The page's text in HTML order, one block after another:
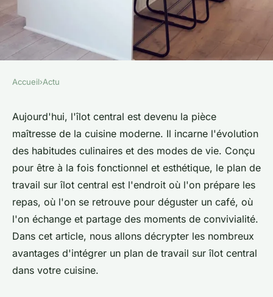
Les avantages d'un plan de
cuisine sur l'ilot central
colette•11 janvier 2024•2 min de lecture
Accueil›Actu
Aujourd'hui, l'îlot central est devenu la pièce
maîtresse de la cuisine moderne. Il incarne l'évolution
des habitudes culinaires et des modes de vie. Conçu
pour être à la fois fonctionnel et esthétique, le plan de
travail sur îlot central est l'endroit où l'on prépare les
repas, où l'on se retrouve pour déguster un café, où
l'on échange et partage des moments de convivialité.
Dans cet article, nous allons décrypter les nombreux
avantages d'intégrer un plan de travail sur îlot central
dans votre cuisine.